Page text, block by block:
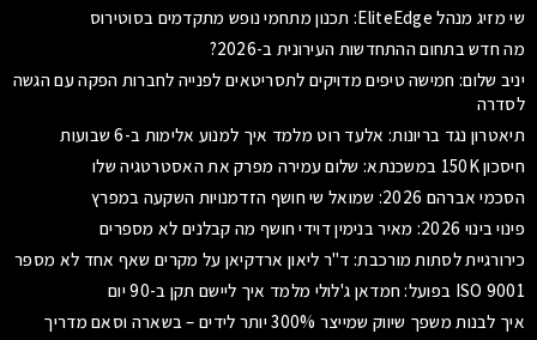
שי מזיג מנהל EliteEdge: תכנון מתחמי נופש מתקדמים בסוטירוס
מה חדש בתחום ההתחדשות העירונית ב-2026?
יניב שלום: חמישה טיפים מדויקים לתסריטאים לפנייה לחברות הפקה עם הגשה
לסדרה
תיאטרון נגד בריונות: אלעד רוט מלמד איך למנוע אלימות ב-6 שבועות
חיסכון 150K במשכנתא: שלום עמירה מפרק את האסטרטגיה שלו
הסכמי אברהם 2026: שמואל שי חושף הזדמנויות השקעה במפרץ
פינוי בינוי 2026: מאיר בנימין דוידי חושף מה קבלנים לא מספרים
כירורגיית לסתות מורכבת: ד"ר ליאון ארדקיאן על מקרים שאף אחד לא מספר
ISO 9001 בפועל: חמדאן ג'לולי מלמד איך ליישם תקן ב-90 יום
איך לבנות משפך שיווק שמייצר 300% יותר לידים – בשארה וסאם מדריך